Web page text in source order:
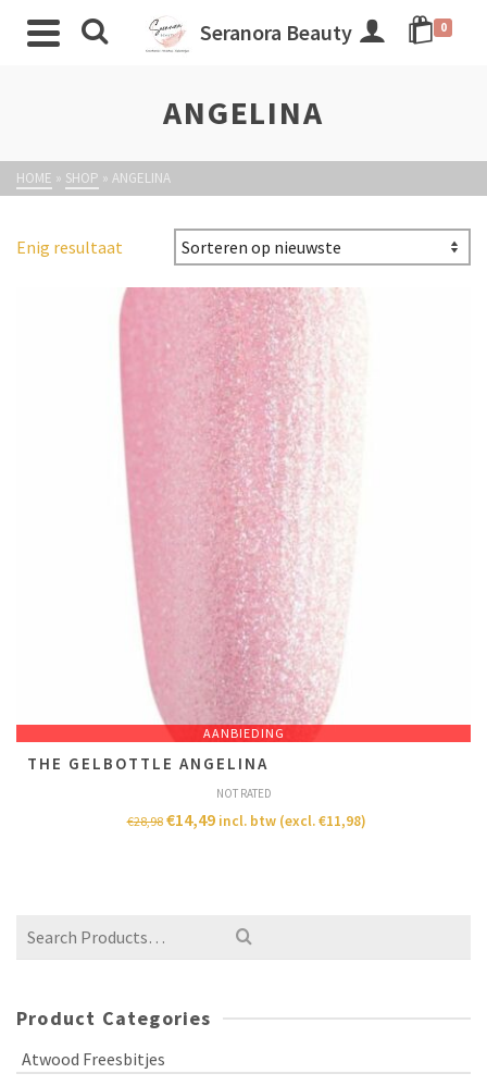
Seranora Beauty 0
ANGELINA
HOME » SHOP » ANGELINA
Enig resultaat
AANBIEDING
THE GELBOTTLE ANGELINA
NOT RATED
€28,98 €14,49 incl. btw (excl.€11,98)
Product Categories
Atwood Freesbitjes